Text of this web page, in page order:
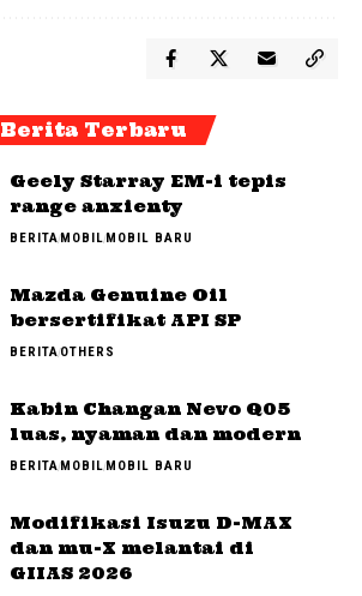
Berita Terbaru
Geely Starray EM-i tepis
range anxienty
BERITAMOBILMOBIL BARU
Mazda Genuine Oil
bersertifikat API SP
BERITAOTHERS
Kabin Changan Nevo Q05
luas, nyaman dan modern
BERITAMOBILMOBIL BARU
Modifikasi Isuzu D-MAX
dan mu-X melantai di
GIIAS 2026